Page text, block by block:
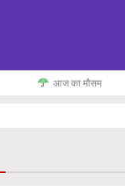
आज का मौसम